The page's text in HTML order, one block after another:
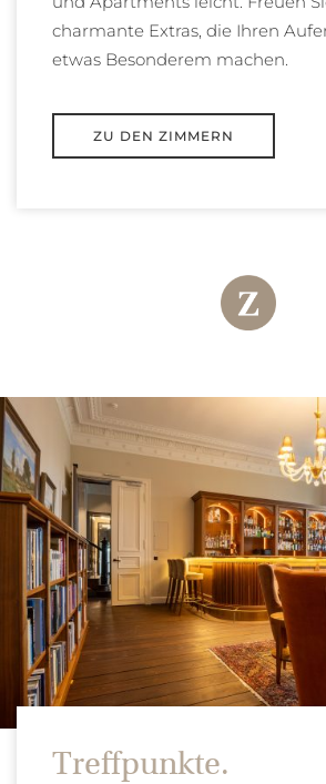
charmante Extras, die Ihren
etwas Besonderem machen.
ZU DEN ZIMMERN
Treffpunkte.